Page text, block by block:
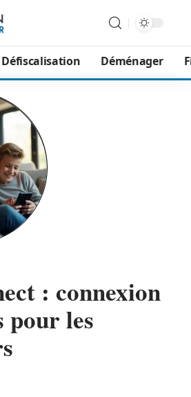
Défiscalisation Déménager
: connexion
pour les